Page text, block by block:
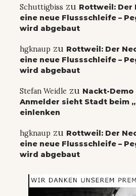
Schuttigbiss zu Rottweil: Der
eine neue Flussschleife –
wird abgebaut
hgknaup zu Rottweil: Der
eine neue Flussschleife –
wird abgebaut
Stefan Weidle zu Nackt-
Anmelder sieht Stadt beim
einlenken
hgknaup zu Rottweil: Der
eine neue Flussschleife –
wird abgebaut